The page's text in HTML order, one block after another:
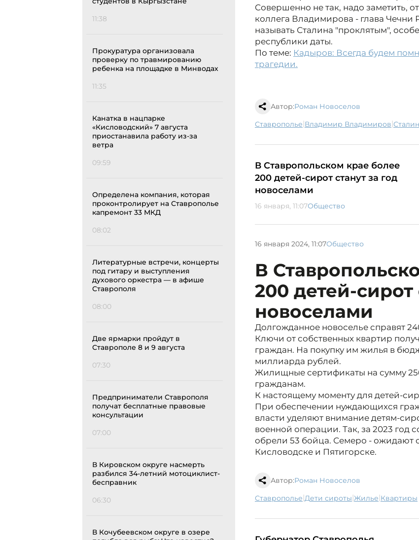
11:38
Прокуратура организовала
проверку по травмированию
ребенка на площадке в Минводах
11:35
Канатка в нацпарке
«Кисловодский» 7 августа
приостанавила работу из-за
ветра
09:59
Определена компания, которая
проконтролирует на Ставрополье
капремонт 33 МКД
08:02
Литературные встречи, концерты
под гитару и выступления
духового оркестра — в афише
Ставрополя
08:00
Две ярмарки пройдут в
Ставрополе 8 и 9 августа
07:30
Предприниматели Ставрополя
получат бесплатные правовые
консультации
07:00
В Кировском округе насмерть
разбился 34-летний мотоциклист-
бесправник
06:30
В Кочубеевском округе в озере
Совершенно не так, надо заметить,
коллега Владимирова - глава Чечни
называть Сталина "проклятым",
республики даты.
По теме: Кадыров: Всегда будем
трагедии.
Автор:Роман Новоселов
Ставрополье| Владимир Владимиров| Сталин
В Ставропольском крае более
200 детей-сирот станут за год
новоселами
16 января, 11:07Общество
16 января 2024, 11:07Общество
В
200 детей-сирот
новоселами
Долгожданное новоселье справят
Ключи от собственных квартир
граждан. На покупку им жилья в
миллиарда рублей.
Жилищные сертификаты на сумму
гражданам.
К настоящему моменту для детей-
При обеспечении нуждающихся
власти уделяют внимание детям-
военной операции. Так, за 2023 год
обрели 53 бойца. Семеро - ожидают
Кисловодске и Пятигорске.
Автор:Роман Новоселов
Ставрополье| дети сироты| жилье| квартиры